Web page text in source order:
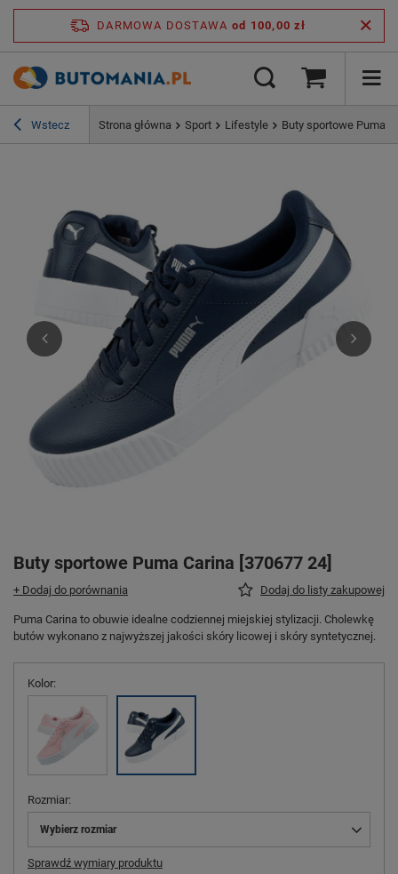
DARMOWA DOSTAWA od 100,00 zł
Wstecz Strona główna Sport Lifestyle Buty sportowe Puma
Buty sportowe Puma Carina [370677 24]
+ Dodaj do porównania Dodaj do listy zakupowej
Puma Carina to obuwie idealne codziennej miejskiej stylizacji. Cholewkę
butów wykonano z najwyższej jakości skóry licowej i skóry syntetycznej.
Kolor
Rozmiar
Wybierz rozmiar
Sprawdź wymiary produktu